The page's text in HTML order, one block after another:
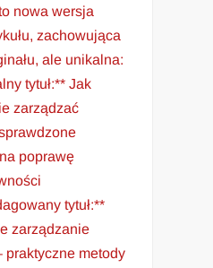
nowa wersja
zachowująca
ale unikalna:
tytuł:** Jak
zarządzać
poprawę
tytuł:**
zarządzanie
praktyczne metody